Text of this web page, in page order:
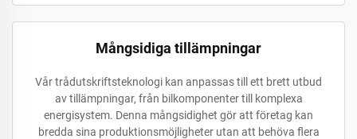
Mångsidiga tillämpningar
Vår trådutskriftsteknologi kan anpassas till ett brett utbud
av tillämpningar, från bilkomponenter till komplexa
energisystem. Denna mångsidighet gör att företag kan
bredda sina produktionsmöjligheter utan att behöva flera